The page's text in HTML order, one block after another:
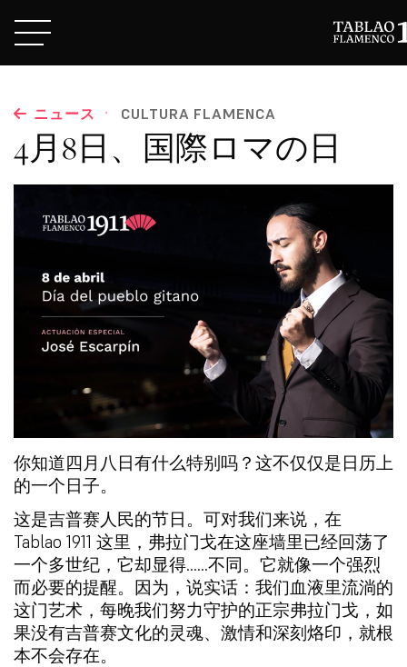
ニュース · CULTURA FLAMENCA
4月8日、国際ロマの日
你知道四月八日有什么特别吗？这不仅仅是日历上
的一个日子。
这是吉普赛人民的节日。可对我们来说，在
Tablao 1911 这里，弗拉门戈在这座墙里已经回荡了
一个多世纪，它却显得……不同。它就像一个强烈
而必要的提醒。因为，说实话：我们血液里流淌的
这门艺术，每晚我们努力守护的正宗弗拉门戈，如
果没有吉普赛文化的灵魂、激情和深刻烙印，就根
本不会存在。